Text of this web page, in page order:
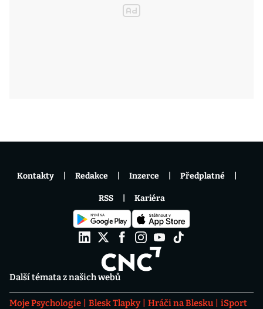
Další témata z našich webů
Moje Psychologie Blesk Tlapky Hráči na Blesku
iSport
Kontakty Redakce Inzerce Předplatné
RSS Kariéra